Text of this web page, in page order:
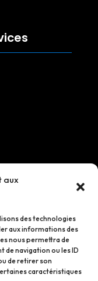
aux
des technologies
aux informations des
nous permettra de
de navigation ou les ID
de retirer son
caractéristiques